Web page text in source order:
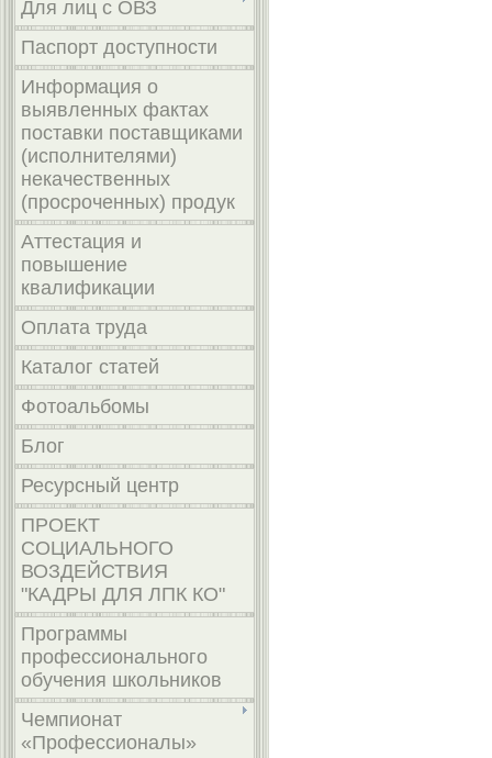
Для лиц с ОВЗ
Паспорт доступности
Информация о
выявленных фактах
поставки поставщиками
(исполнителями)
некачественных
(просроченных) продук
Аттестация и
повышение
квалификации
Оплата труда
Каталог статей
Фотоальбомы
Блог
Ресурсный центр
ПРОЕКТ
СОЦИАЛЬНОГО
ВОЗДЕЙСТВИЯ
"КАДРЫ ДЛЯ ЛПК КО"
Программы
профессионального
обучения школьников
Чемпионат
«Профессионалы»